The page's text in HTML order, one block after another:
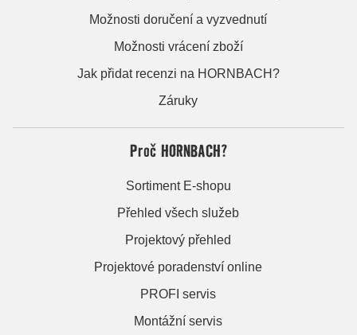
Možnosti doručení a vyzvednutí
Možnosti vrácení zboží
Jak přidat recenzi na HORNBACH?
Záruky
Proč HORNBACH?
Sortiment E-shopu
Přehled všech služeb
Projektový přehled
Projektové poradenství online
PROFI servis
Montážní servis